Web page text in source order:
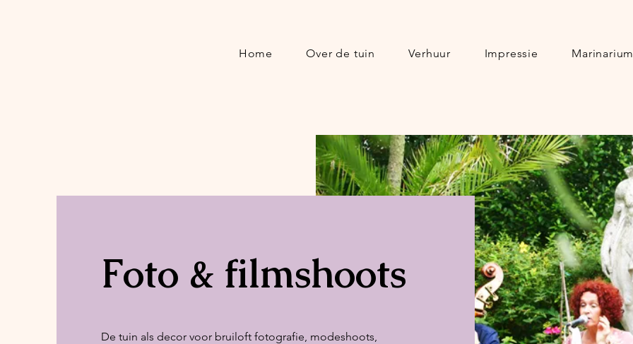
Home Over de tuin Verhuur Impressie Marinarium
Foto & filmshoots
De tuin als decor voor bruiloft fotografie, modeshoots,